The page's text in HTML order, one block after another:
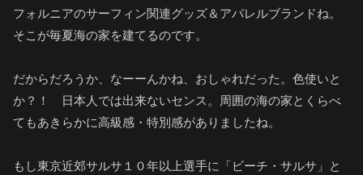
フォルニアのサーフィン関連グッズ＆アパレルブランドね。
そこが毎夏海の家を建てるのです。
だからだろうか、なーーんかね、おしゃれだった。色使いと
か？！ 日本人では出来ないセンス。周囲の海の家とくらべ
てもあきらかに高級感・特別感がありましたね。
もし東京近郊サルサ１０年以上選手に「ビーチ・サルサ」と